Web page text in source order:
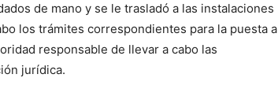
de mano y se le trasladó a las instalaciones
los trámites correspondientes para la puesta a
responsable de llevar a cabo las
jurídica.